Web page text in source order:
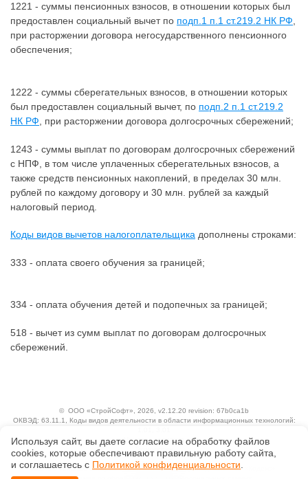
1221 - суммы пенсионных взносов, в отношении которых был
предоставлен социальный вычет по подп.1 п.1 ст.219.2 НК РФ,
при расторжении договора негосударственного пенсионного
обеспечения;
1222 - суммы сберегательных взносов, в отношении которых
был предоставлен социальный вычет, по подп.2 п.1 ст.219.2
НК РФ , при расторжении договора долгосрочных сбережений;
1243 - суммы выплат по договорам долгосрочных сбережений
с НПФ, в том числе уплаченных сберегательных взносов, а
также средств пенсионных накоплений, в пределах 30 млн.
рублей по каждому договору и 30 млн. рублей за каждый
налоговый период.
Коды видов вычетов налогоплательщика дополнены строками:
333 - оплата своего обучения за границей;
334 - оплата обучения детей и подопечных за границей;
518 - вычет из сумм выплат по договорам долгосрочных
сбережений.
© ООО «СтройСофт» , 2026, v2.12.20 revision: 67b0ca1b
ОКВЭД: 63.11.1, Коды видов деятельности в области информационных технологий:
Ценовая политика
Исключительные авторские и смежные права принадлежат АО «Кодекс».
Используя сайт, вы даете согласие на обработку файлов
сооkiеs, которые обеспечивают правильную работу сайта,
и соглашаетесь с Политикой конфиденциальности